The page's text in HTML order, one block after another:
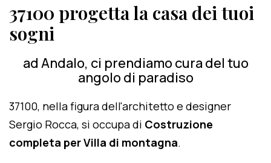
37100 progetta la casa dei tuoi
sogni
ad Andalo, ci prendiamo cura del tuo
angolo di paradiso
37100, nella figura dell'architetto e designer
Sergio Rocca, si occupa di Costruzione
completa per Villa di montagna.